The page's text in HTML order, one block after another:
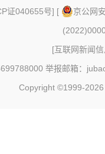
证040655号] [
京公网
[互联网新闻
举报邮箱：
Copyright ©1999-